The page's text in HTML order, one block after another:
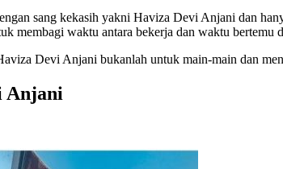
sang kekasih yakni Haviza Devi Anjani dan
membagi waktu antara bekerja dan waktu
Devi Anjani bukanlah untuk main-main dan
Anjani